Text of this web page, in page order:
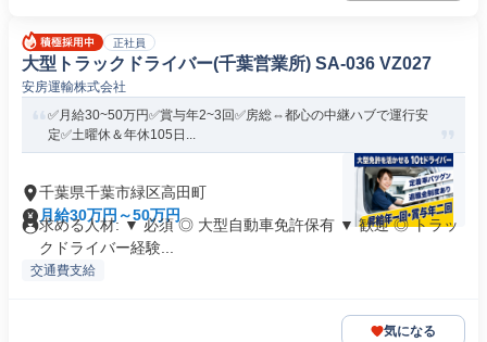
正社員
大型トラックドライバー(千葉営業所) SA-036 VZ027
安房運輸株式会社
✅月給30~50万円✅賞与年2~3回✅房総⇔都心の中継ハブで運行安
定✅土曜休＆年休105日...
千葉県千葉市緑区高田町
月給30万円～50万円
求める人材: ▼ 必須 ◎ 大型自動車免許保有 ▼ 歓迎 ◎ トラッ
クドライバー経験...
交通費支給
気になる